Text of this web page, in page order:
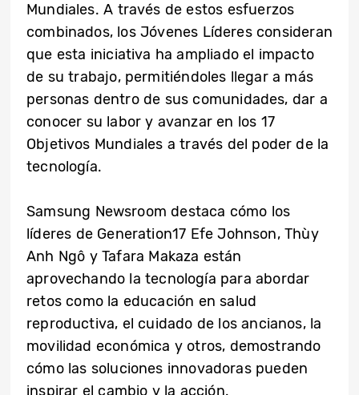
Mundiales. A través de estos esfuerzos
combinados, los Jóvenes Líderes consideran
que esta iniciativa ha ampliado el impacto
de su trabajo, permitiéndoles llegar a más
personas dentro de sus comunidades, dar a
conocer su labor y avanzar en los 17
Objetivos Mundiales a través del poder de la
tecnología.
Samsung Newsroom destaca cómo los
líderes de Generation17 Efe Johnson, Thùy
Anh Ngô y Tafara Makaza están
aprovechando la tecnología para abordar
retos como la educación en salud
reproductiva, el cuidado de los ancianos, la
movilidad económica y otros, demostrando
cómo las soluciones innovadoras pueden
inspirar el cambio y la acción.